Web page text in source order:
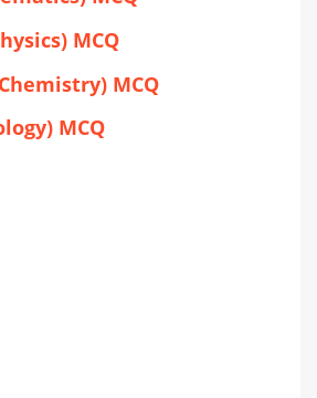
(Physics) MCQ
(Chemistry) MCQ
MCQ